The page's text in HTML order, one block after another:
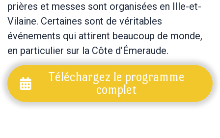
prières et messes sont organisées en Ille-et-
Vilaine. Certaines sont de véritables
événements qui attirent beaucoup de monde,
en particulier sur la Côte d’Émeraude.
Téléchargez le programme
complet